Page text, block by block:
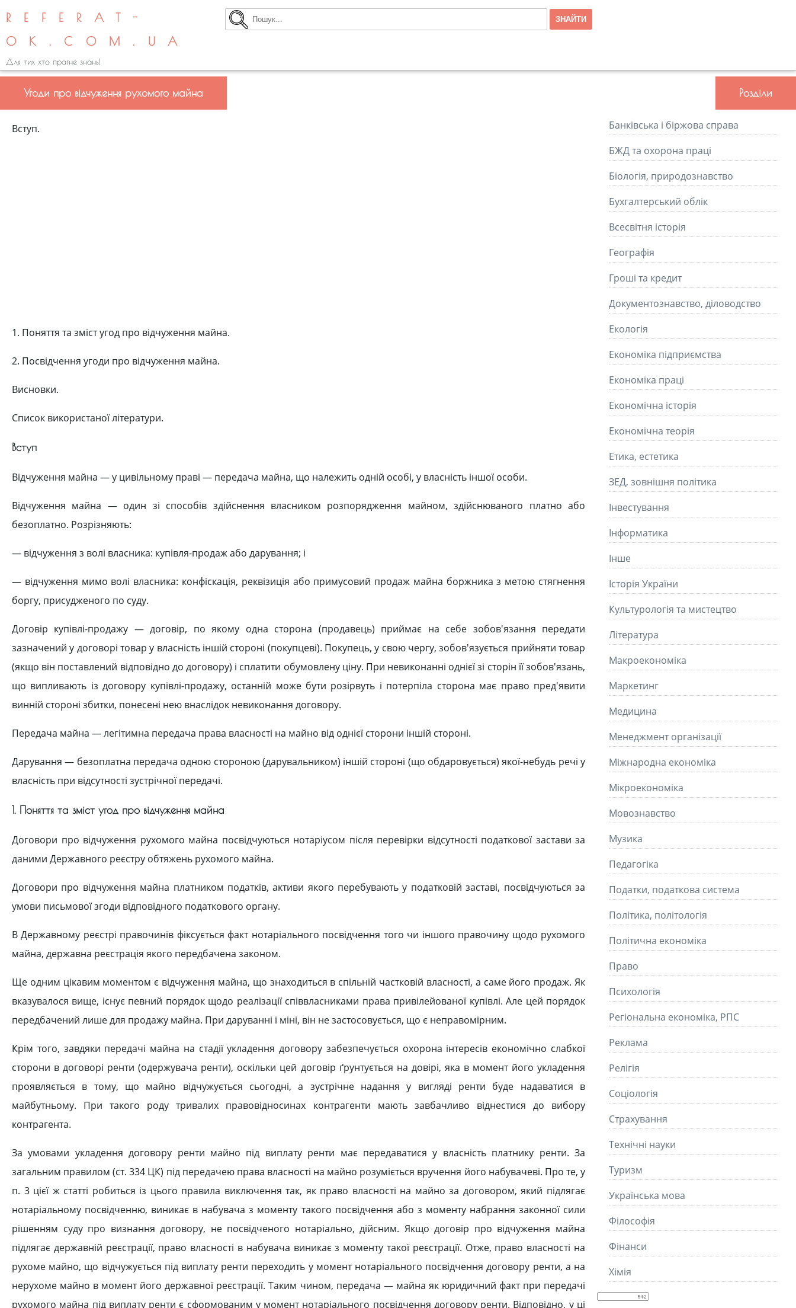
REFERAT-
OK.COM.UA
Для тих хто прагне знань!
Угоди про відчуження рухомого майна
Вступ.
1. Поняття та зміст угод про відчуження майна.
2. Посвідчення угоди про відчуження майна.
Висновки.
Список використаної літератури.
Вступ
Відчуження майна — у цивільному праві — передача майна, що належить одній особі, у власність іншої особи.
Відчуження майна — один зі способів здійснення власником розпорядження майном, здійснюваного платно або
безоплатно. Розрізняють:
— відчуження з волі власника: купівля-продаж або дарування; і
— відчуження мимо волі власника: конфіскація, реквізиція або примусовий продаж майна боржника з метою стягнення
боргу, присудженого по суду.
Договір купівлі-продажу — договір, по якому одна сторона (продавець) приймає на себе зобов'язання передати
зазначений у договорі товар у власність іншій стороні (покупцеві). Покупець, у свою чергу, зобов'язується прийняти товар
(якщо він поставлений відповідно до договору) і сплатити обумовлену ціну. При невиконанні однієї зі сторін її зобов'язань,
що випливають із договору купівлі-продажу, останній може бути розірвуть і потерпіла сторона має право пред'явити
винній стороні збитки, понесені нею внаслідок невиконання договору.
Передача майна — легітимна передача права власності на майно від однієї сторони іншій стороні.
Дарування — безоплатна передача одною стороною (дарувальником) іншій стороні (що обдаровується) якої-небудь речі у
власність при відсутності зустрічної передачі.
1. Поняття та зміст угод про відчуження майна
Договори про відчуження рухомого майна посвідчуються нотаріусом після перевірки відсутності податкової застави за
даними Державного реєстру обтяжень рухомого майна.
Договори про відчуження майна платником податків, активи якого перебувають у податковій заставі, посвідчуються за
умови письмової згоди відповідного податкового органу.
В Державному реєстрі правочинів фіксується факт нотаріального посвідчення того чи іншого правочину щодо рухомого
майна, державна реєстрація якого передбачена законом.
Ще одним цікавим моментом є відчуження майна, що знаходиться в спільній частковій власності, а саме його продаж. Як
вказувалося вище, існує певний порядок щодо реалізації співвласниками права привілейованої купівлі. Але цей порядок
передбачений лише для продажу майна. При даруванні і міні, він не застосовується, що є неправомірним.
Крім того, завдяки передачі майна на стадії укладення договору забезпечується охорона інтересів економічно слабкої
сторони в договорі ренти (одержувача ренти), оскільки цей договір ґрунтується на довірі, яка в момент його укладення
проявляється в тому, що майно відчужується сьогодні, а зустрічне надання у вигляді ренти буде надаватися в
майбутньому. При такого роду тривалих правовідносинах контрагенти мають завбачливо віднестися до вибору
контрагента.
За умовами укладення договору ренти майно під виплату ренти має передаватися у власність платнику ренти. За
загальним правилом (ст. 334 ЦК) під передачею права власності на майно розуміється вручення його набувачеві. Про те, у
п. 3 цієї ж статті робиться із цього правила виключення так, як право власності на майно за договором, який підлягає
нотаріальному посвідченню, виникає в набувача з моменту такого посвідчення або з моменту набрання законної сили
рішенням суду про визнання договору, не посвідченого нотаріально, дійсним. Якщо договір про відчуження майна
підлягає державній реєстрації, право власності в набувача виникає з моменту такої реєстрації. Отже, право власності на
рухоме майно, що відчужується під виплату ренти переходить у момент нотаріального посвідчення договору ренти, а на
нерухоме майно в момент його державної реєстрації. Таким чином, передача — майна як юридичний факт при передачі
рухомого майна під виплату ренти є сформованим у момент нотаріального посвідчення договору ренти. Відповідно, у ці
Розділи
Банківська і біржова справа
БЖД та охорона праці
Біологія, природознавство
Бухгалтерський облік
Всесвітня історія
Географія
Гроші та кредит
Документознавство, діловодство
Екологія
Економіка підприємства
Економіка праці
Економічна історія
Економічна теорія
Етика, естетика
ЗЕД, зовнішня політика
Інвестування
Інформатика
Інше
Історія України
Культурологія та мистецтво
Літературa
Макроекономіка
Маркетинг
Медицина
Менеджмент організації
Міжнародна економіка
Мікроекономіка
Мовознавство
Музика
Педагогіка
Податки, податкова система
Політика, політологія
Політична економіка
Право
Психологія
Регіональна економіка, РПС
Реклама
Релігія
Соціологія
Страхування
Технічні науки
Туризм
Українська мова
Філософія
Фінанси
Хімія